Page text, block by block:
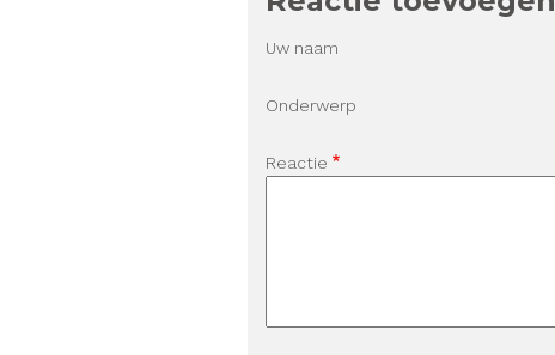
Uw naam
Onderwerp
Reactie